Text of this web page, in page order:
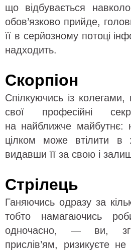
що відбувається
обов’язково прийде,
її в серйозному потоці
надходить.
Скорпіон
Спілкуючись із колегами,
свої професійні
на найближче майбутнє:
цілком може втілити в
видавши її за свою і
Стрілець
Ганяючись одразу за
тобто намагаючись
одночасно, — ви,
прислів’ям, ризикуєте